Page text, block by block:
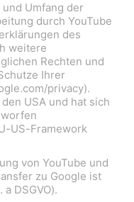
Umfang der
durch YouTube
des
weitere
Rechten und
Ihrer
privacy).
USA und hat sich
US-Framework
von YouTube und
zu Google ist
DSGVO).